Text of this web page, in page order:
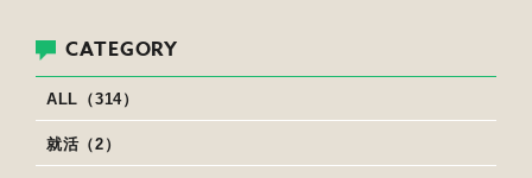
CATEGORY
ALL（314）
就活（2）